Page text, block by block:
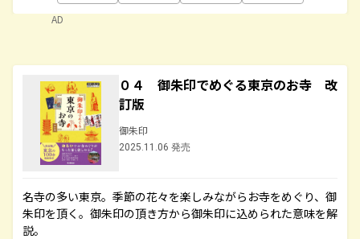
AD
０４ 御朱印でめぐる東京のお寺 改
訂版
御朱印
2025.11.06 発売
名寺の多い東京。季節の花々を楽しみながらお寺をめぐり、御
朱印を頂く。御朱印の頂き方から御朱印に込められた意味を解
説。